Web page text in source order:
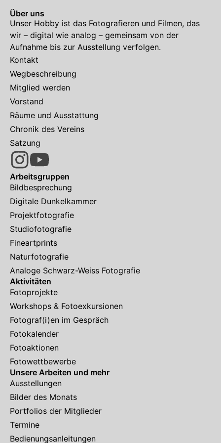
Über uns
Unser Hobby ist das Fotografieren und Filmen, das
wir – digital wie analog – gemeinsam von der
Aufnahme bis zur Ausstellung verfolgen.
Kontakt
Wegbeschreibung
Mitglied werden
Vorstand
Räume und Ausstattung
Chronik des Vereins
Satzung
Arbeitsgruppen
Bildbesprechung
Digitale Dunkelkammer
Projektfotografie
Studiofotografie
Fineartprints
Naturfotografie
Analoge Schwarz-Weiss Fotografie
Aktivitäten
Fotoprojekte
Workshops & Fotoexkursionen
Fotograf(i)en im Gespräch
Fotokalender
Fotoaktionen
Fotowettbewerbe
Unsere Arbeiten und mehr
Ausstellungen
Bilder des Monats
Portfolios der Mitglieder
Termine
Bedienungsanleitungen